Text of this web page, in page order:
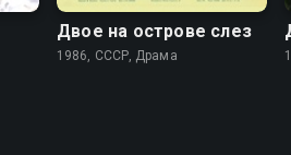
Двое на острове слез
1986, СССР, Драма